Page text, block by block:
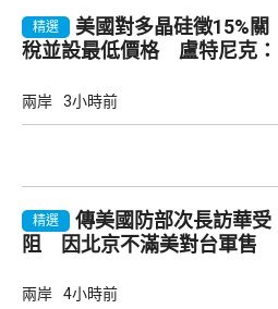
精選
美國對多晶硅徵15%關
稅並設最低價格 盧特尼克：
兩岸 3小時前
精選
傳美國防部次長訪華受
阻 因北京不滿美對台軍售
兩岸 4小時前